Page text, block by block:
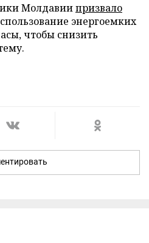
Молдавиипризвало
энергоемких
чтобы снизить